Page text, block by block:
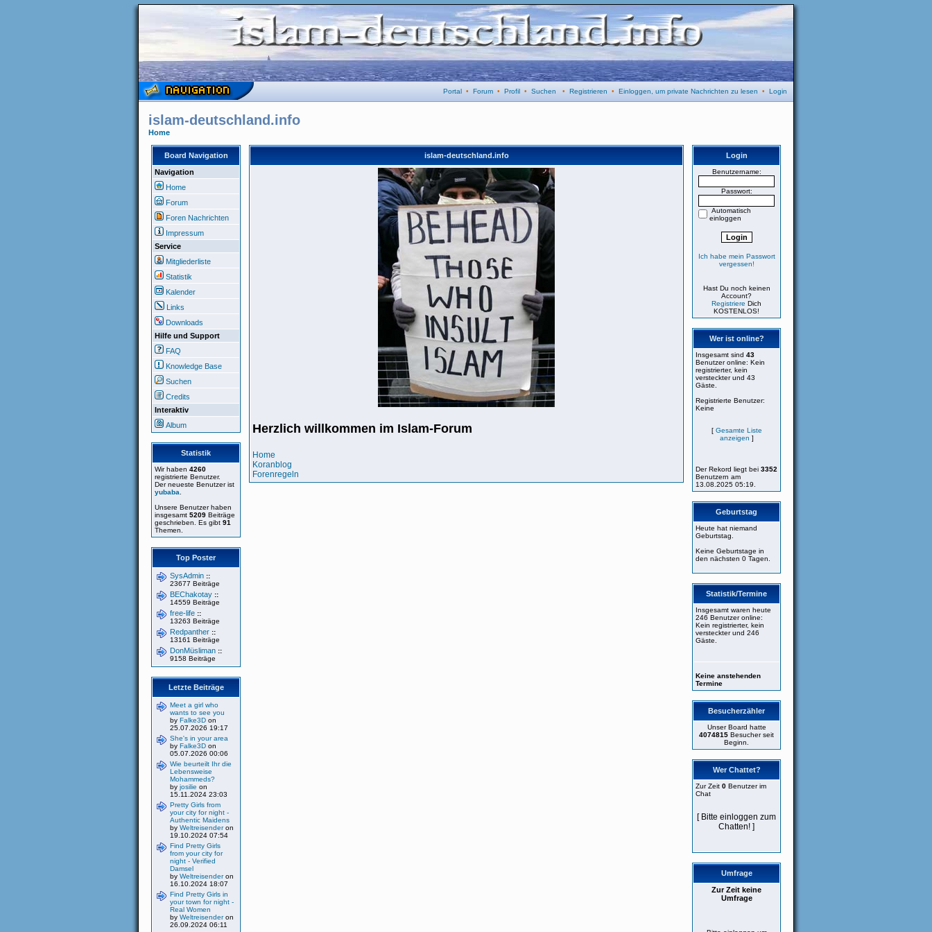
Portal • Forum • Profil • Suchen • Registrieren • Einloggen, um private Nachrichten zu lesen • Login
islam-deutschland.info
Home
Board Navigation
Navigation
Home
Forum
Foren Nachrichten
Impressum
Service
Mitgliederliste
Statistik
Kalender
Links
Downloads
Hilfe und Support
FAQ
Knowledge Base
Suchen
Credits
Interaktiv
Album
Statistik
Wir haben 4260
registrierte Benutzer.
Der neueste Benutzer ist
yubaba
Unsere Benutzer haben
insgesamt 5209 Beiträge
geschrieben. Es gibt 91
Themen.
Top Poster
SysAdmin ::
23677 Beiträge
BEChakotay ::
14559 Beiträge
free-life ::
13263 Beiträge
Redpanther ::
13161 Beiträge
DonMüsliman ::
9158 Beiträge
Letzte Beiträge
Meet a girl who
wants to see you
by Falke3D on
25.07.2026 19:17
She's in your area
by Falke3D on
05.07.2026 00:06
Wie beurteilt Ihr die
Lebensweise
Mohammeds?
by josilie on
15.11.2024 23:03
Pretty Girls from
your city for night -
Authentic Maidens
by Weltreisenderon
19.10.2024 07:54
Find Pretty Girls
from your city for
night - Verified
Damsel
by Weltreisenderon
16.10.2024 18:07
Find Pretty Girls in
your town for night -
Real Women
by Weltreisenderon
26.09.2024 06:11
islam-deutschland.info
Herzlich willkommen im Islam-Forum
Home
Koranblog
Forenregeln
Login
Benutzername:
Passwort:
Automatisch
einloggen
Ich habe mein Passwort
vergessen!
Hast Du noch keinen
Account?
Registriere Dich
KOSTENLOS!
Wer ist online?
Insgesamt sind 43
Benutzer online: Kein
registrierter, kein
versteckter und 43
Gäste.
Registrierte Benutzer:
Keine
[ Gesamte Liste
anzeigen ]
Der Rekord liegt bei 3352
Benutzern am
13.08.2025 05:19.
Geburtstag
Heute hat niemand
Geburtstag.
Keine Geburtstage in
den nächsten 0 Tagen.
Statistik/Termine
Insgesamt waren heute
246 Benutzer online:
Kein registrierter, kein
versteckter und 246
Gäste.
Keine anstehenden
Termine
Besucherzähler
Unser Board hatte
4074815 Besucher seit
Beginn.
Wer Chattet?
Zur Zeit 0 Benutzer im
Chat
[ Bitte einloggen zum
Chatten! ]
Umfrage
Zur Zeit keine
Umfrage